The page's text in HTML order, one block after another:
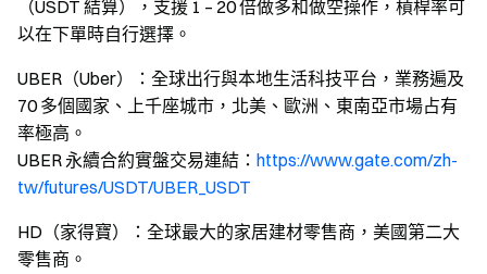
（USDT 結算），支援 1 – 20 倍做多和做空操作，槓桿率可
以在下單時自行選擇。
UBER（Uber）：全球出行與本地生活科技平台，業務遍及
70 多個國家、上千座城市，北美、歐洲、東南亞市場占有
率極高。
UBER 永續合約實盤交易連結： https://www.gate.com/zh-
tw/futures/USDT/UBER_USDT
HD（家得寶）：全球最大的家居建材零售商，美國第二大
零售商。